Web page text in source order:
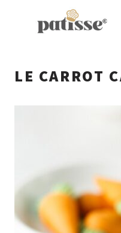
LE CARROT